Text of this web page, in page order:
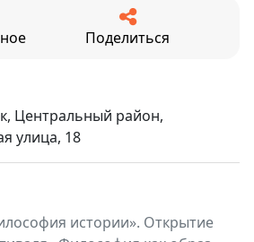
Поделиться
Центральный район,
улица, 18
истории». Открытие